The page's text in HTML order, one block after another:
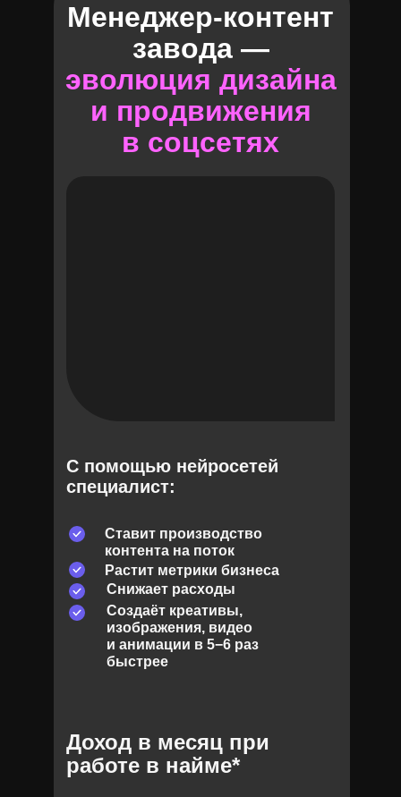
Менеджер-контент
завода —
эволюция дизайна
и продвижения
в соцсетях
Доход в месяц при
работе в найме*
С помощью нейросетей
специалист:
Cтавит производство
контента на поток
Растит метрики бизнеса
Снижает расходы
Создаёт креативы,
изображения, видео
и анимации в 5−6 раз
быстрее